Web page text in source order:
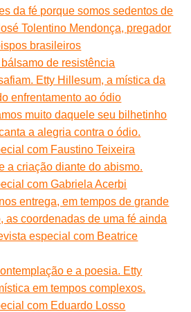
da fé porque somos sedentos de
Tolentino Mendonça, pregador
brasileiros
de resistência
Etty Hillesum, a mística da
enfrentamento ao ódio
muito daquele seu bilhetinho
a alegria contra o ódio.
com Faustino Teixeira
a criação diante do abismo.
com Gabriela Acerbi
entrega, em tempos de grande
as coordenadas de uma fé ainda
especial com Beatrice
e a poesia. Etty
em tempos complexos.
com Eduardo Losso